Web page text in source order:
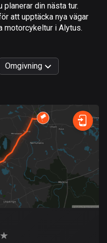
din nästa tur.
att upptäcka nya vägar
motorcykeltur i Alytus.
Omgivning
Stad